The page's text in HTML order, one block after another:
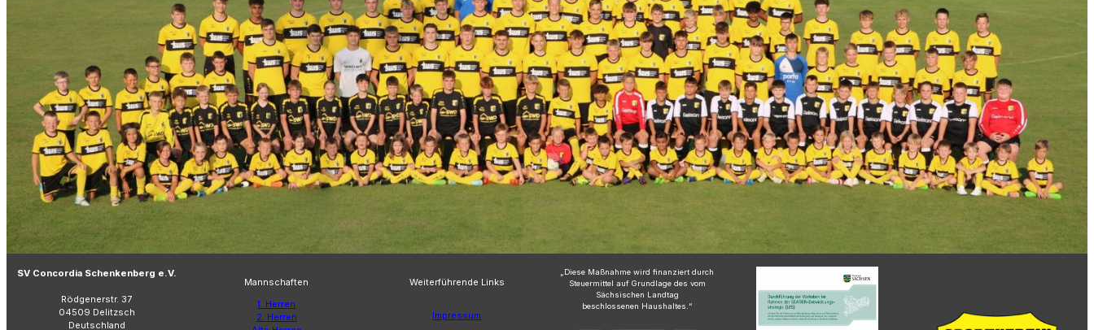
SV Concordia Schenkenberg e.V.
Rödgenerstr. 37
04509 Delitzsch
Deutschland
Mannschaften
1. Herren
2. Herren
Weiterführende Links
Impressum
„Diese Maßnahme wird finanziert durch
Steuermittel auf Grundlage des vom
Sächsischen Landtag
beschlossenen Haushaltes.“